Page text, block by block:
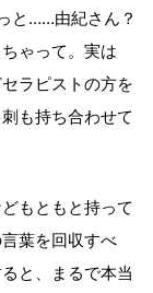
と……由紀さん？
ゃって。実は
ラピストの方を
も持ち合わせて
もともと持って
葉を回収すべ
と、まるで本当